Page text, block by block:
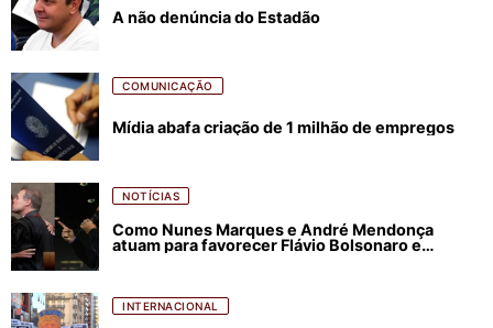
A não denúncia do Estadão
COMUNICAÇÃO
Mídia abafa criação de 1 milhão de empregos
NOTÍCIAS
Como Nunes Marques e André Mendonça
atuam para favorecer Flávio Bolsonaro e
INTERNACIONAL